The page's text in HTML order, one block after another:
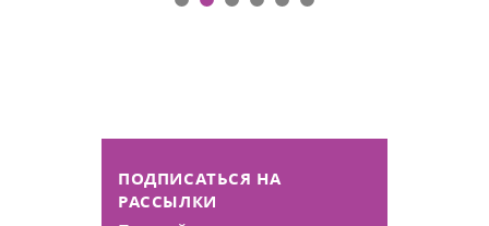
ПОДПИСАТЬСЯ НА
РАССЫЛКИ